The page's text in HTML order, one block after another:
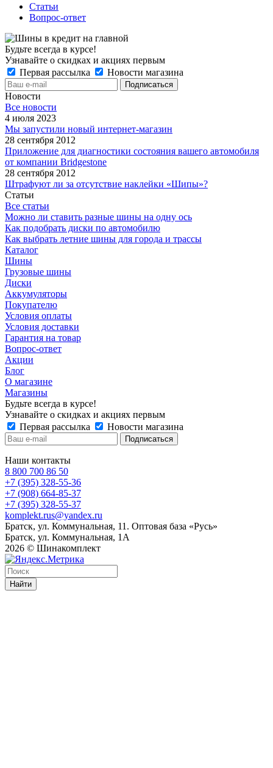
Статьи
Вопрос-ответ
Будьте всегда в курсе!
Узнавайте о скидках и акциях первым
Первая рассылка
Новости магазина
Новости
Все новости
4 июля 2023
Мы запустили новый интернет-магазин
28 сентября 2012
Приложение для диагностики состояния вашего автомобиля
от компании Bridgestone
28 сентября 2012
Штрафуют ли за отсутствие наклейки «Шипы»?
Статьи
Все статьи
Можно ли ставить разные шины на одну ось
Как подобрать диски по автомобилю
Как выбрать летние шины для города и трассы
Каталог
Шины
Грузовые шины
Диски
Аккумуляторы
Покупателю
Условия оплаты
Условия доставки
Гарантия на товар
Вопрос-ответ
Акции
Блог
О магазине
Магазины
Будьте всегда в курсе!
Узнавайте о скидках и акциях первым
Первая рассылка
Новости магазина
Наши контакты
8 800 700 86 50
+7 (395) 328-55-36
+7 (908) 664-85-37
+7 (395) 328-55-37
komplekt.rus@yandex.ru
Братск, ул. Коммунальная, 11. Оптовая база «Русь»
Братск, ул. Коммунальная, 1А
2026 © Шинакомплект
Найти